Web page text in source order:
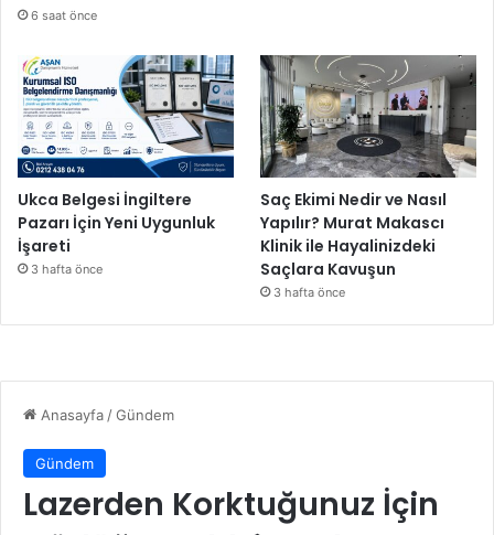
6 saat önce
Ukca Belgesi İngiltere
Pazarı İçin Yeni Uygunluk
İşareti
3 hafta önce
Saç Ekimi Nedir ve Nasıl
Yapılır? Murat Makascı
Klinik ile Hayalinizdeki
Saçlara Kavuşun
3 hafta önce